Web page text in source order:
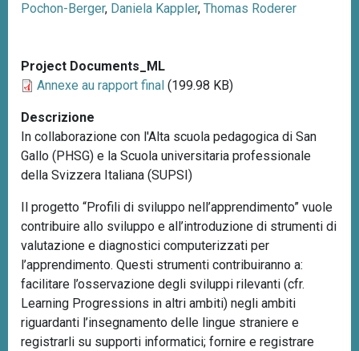
Pochon-Berger, Daniela Kappler, Thomas Roderer
Project Documents_ML
Annexe au rapport final (199.98 KB)
Descrizione
In collaborazione con l'Alta scuola pedagogica di San
Gallo (PHSG) e la Scuola universitaria professionale
della Svizzera Italiana (SUPSI)
Il progetto “Profili di sviluppo nell’apprendimento” vuole
contribuire allo sviluppo e all’introduzione di strumenti di
valutazione e diagnostici computerizzati per
l’apprendimento. Questi strumenti contribuiranno a:
facilitare l’osservazione degli sviluppi rilevanti (cfr.
Learning Progressions in altri ambiti) negli ambiti
riguardanti l’insegnamento delle lingue straniere e
registrarli su supporti informatici; fornire e registrare